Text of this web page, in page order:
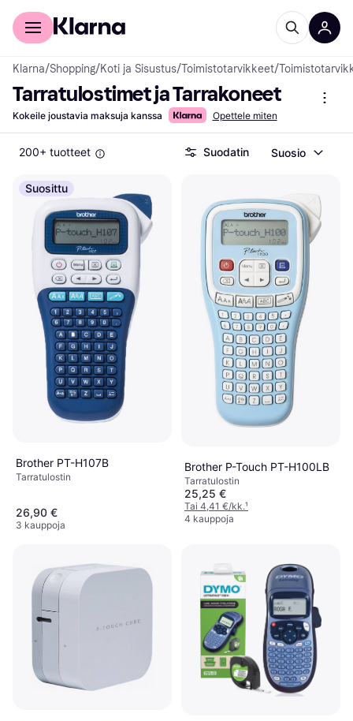
Kuluttajille
Klarna/Shopping/Koti ja Sisustus/Toimistotarvikkeet/
Tarra­tulostimet ja Tarra­koneet
Kokeile joustavia maksuja kanssa Opettele miten
200+ tuotteet Suodatin Suosio
Suosittu
Brother PT-H107B
Tarra­tulostin
26,90 €
3 kauppoja
Brother P-Touch PT-H100LB
Tarra­tulostin
25,25 €
Tai 4,41 €/kk.¹
4 kauppoja